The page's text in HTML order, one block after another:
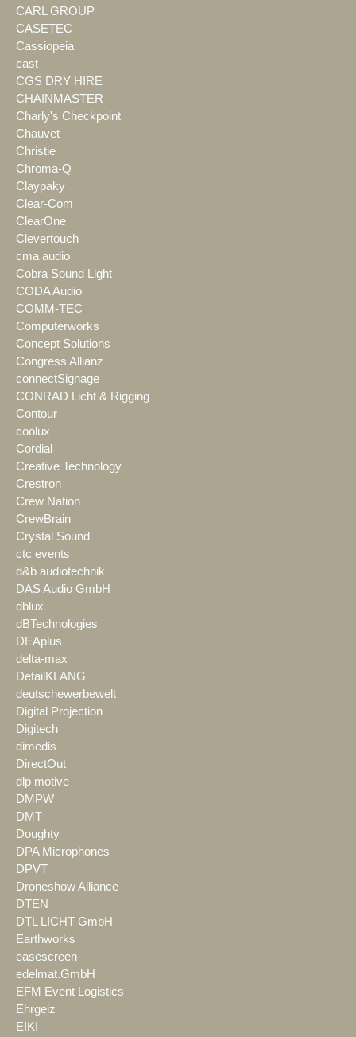
CARL GROUP
CASETEC
Cassiopeia
cast
CGS DRY HIRE
CHAINMASTER
Charly's Checkpoint
Chauvet
Christie
Chroma-Q
Claypaky
Clear-Com
ClearOne
Clevertouch
cma audio
Cobra Sound Light
CODA Audio
COMM-TEC
Computerworks
Concept Solutions
Congress Allianz
connectSignage
CONRAD Licht & Rigging
Contour
coolux
Cordial
Creative Technology
Crestron
Crew Nation
CrewBrain
Crystal Sound
ctc events
d&b audiotechnik
DAS Audio GmbH
dblux
dBTechnologies
DEAplus
delta-max
DetailKLANG
deutschewerbewelt
Digital Projection
Digitech
dimedis
DirectOut
dlp motive
DMPW
DMT
Doughty
DPA Microphones
DPVT
Droneshow Alliance
DTEN
DTL LICHT GmbH
Earthworks
easescreen
edelmat.GmbH
EFM Event Logistics
Ehrgeiz
EIKI